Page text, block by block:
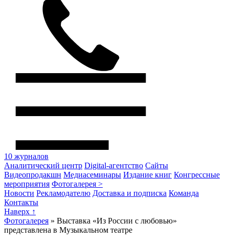
10 журналов
Аналитический центр Digital-агентство Сайты
Видеопродакшн Медиасеминары Издание книг Конгрессные
мероприятия Фотогалерея >
Новости Рекламодателю Доставка и подписка Команда
Контакты
Наверх ↑
Фотогалерея » Выставка «Из России с любовью»
представлена в Музыкальном театре